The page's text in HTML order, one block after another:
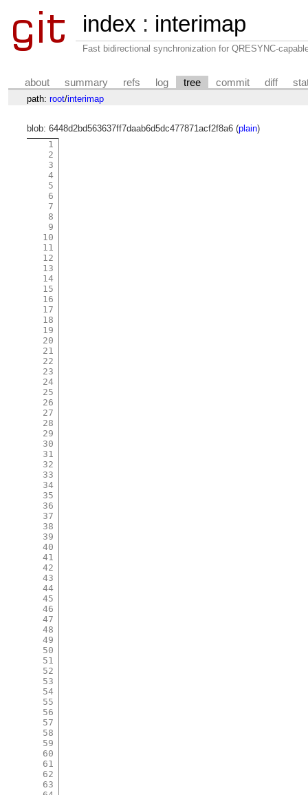
index : interimap
Fast bidirectional synchronization for QRESYNC-
about summary refs log tree commit diff
path: root/interimap
blob: 6448d2bd563637ff7daab6d5dc477871acf2f8a6 (plain)
1
2
3
4
5
6
7
8
9
10
11
12
13
14
15
16
17
18
19
20
21
22
23
24
25
26
27
28
29
30
31
32
33
34
35
36
37
38
39
40
41
42
43
44
45
46
47
48
49
50
51
52
53
54
55
56
57
58
59
60
61
62
63